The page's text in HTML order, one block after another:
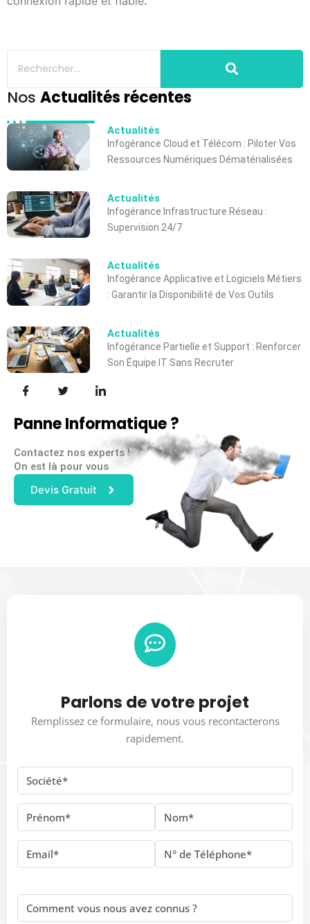
Nos Actualités récentes
Actualités
Infogérance Cloud et Télécom : Piloter Vos
Ressources Numériques Dématérialisées
Actualités
Infogérance Infrastructure Réseau :
Supervision 24/7
Actualités
Infogérance Applicative et Logiciels Métiers
: Garantir la Disponibilité de Vos Outils
Actualités
Infogérance Partielle et Support : Renforcer
Son Équipe IT Sans Recruter
Panne Informatique ?
Contactez nos experts !
On est là pour vous
Devis Gratuit
Parlons de votre projet
Remplissez ce formulaire, nous vous recontacterons
rapidement.